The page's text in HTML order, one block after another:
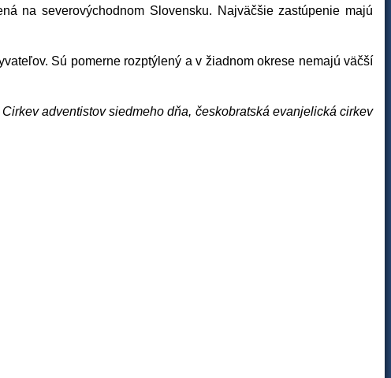
na severovýchodnom Slovensku. Najväčšie zastúpenie majú
Sú pomerne rozptýlený a v žiadnom okrese nemajú väčší
adventistov siedmeho dňa, českobratská evanjelická cirkev